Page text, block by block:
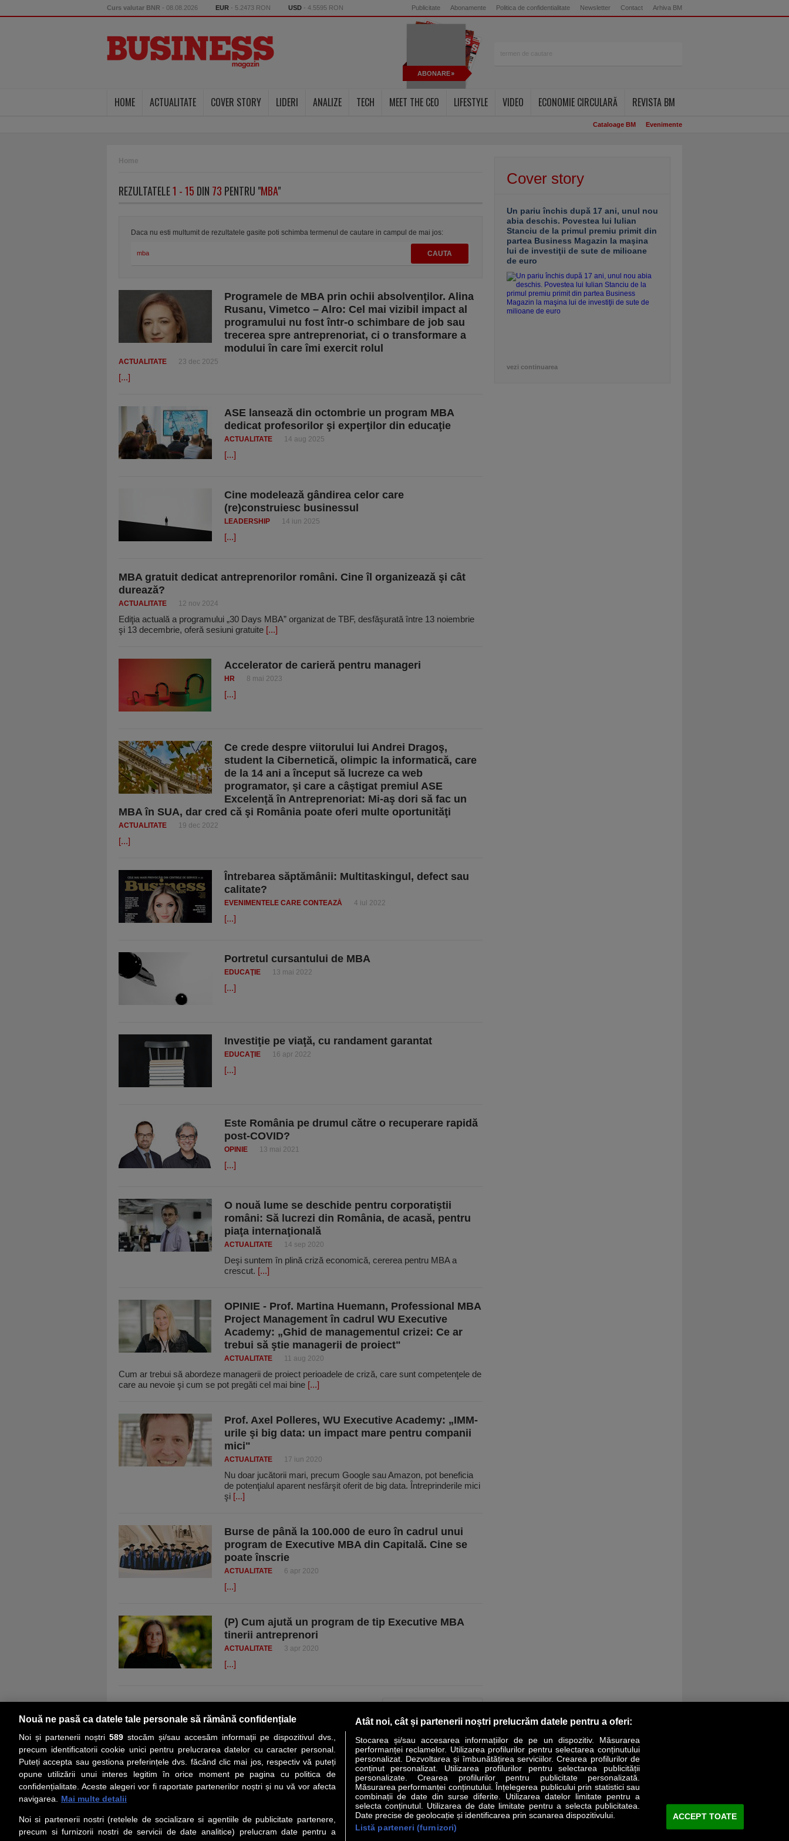
Curs valutar BNR - 08.08.2026 EUR - 5.2473 RON USD - 4.5595 RON Publicitate Abonamente Politica de confidentialitate Newsletter Contact Arhiva BM
ABONARE
HOME ACTUALITATE COVER STORY LIDERI ANALIZE TECH MEET THE CEO LIFESTYLE VIDEO ECONOMIE CIRCULARĂ REVISTA BM
Cataloage BM Evenimente
Home
REZULTATELE1 - 15 DIN 73 PENTRU "MBA"
Daca nu esti multumit de rezultatele gasite poti schimba termenul de cautare in campul de mai jos:
Programele de MBA prin ochii absolvenţilor. Alina
Rusanu, Vimetco – Alro: Cel mai vizibil impact al
programului nu fost într-o schimbare de job sau
trecerea spre antreprenoriat, ci o transformare a
modului în care îmi exercit rolul
ACTUALITATE 23 dec 2025
[...]
ASE lansează din octombrie un program MBA
dedicat profesorilor şi experţilor din educaţie
ACTUALITATE 14 aug 2025
[...]
Cine modelează gândirea celor care
(re)construiesc businessul
LEADERSHIP 14 iun 2025
[...]
MBA gratuit dedicat antreprenorilor români. Cine îl organizează şi cât
durează?
ACTUALITATE 12 nov 2024
Ediţia actuală a programului „30 Days MBA” organizat de TBF, desfăşurată între 13 noiembrie
şi 13 decembrie, oferă sesiuni gratuite [...]
Accelerator de carieră pentru manageri
HR 8 mai 2023
[...]
Ce crede despre viitorului lui Andrei Dragoş,
student la Cibernetică, olimpic la informatică, care
de la 14 ani a început să lucreze ca web
programator, şi care a câştigat premiul ASE
Excelenţă în Antreprenoriat: Mi-aş dori să fac un
MBA în SUA, dar cred că şi România poate oferi multe oportunităţi
ACTUALITATE 19 dec 2022
[...]
​Întrebarea săptămânii: Multitaskingul, defect sau
calitate?
EVENIMENTELE CARE CONTEAZĂ 4 iul 2022
[...]
Portretul cursantului de MBA
EDUCAŢIE 13 mai 2022
[...]
Investiţie pe viaţă, cu randament garantat
EDUCAŢIE 16 apr 2022
[...]
Este România pe drumul către o recuperare rapidă
post-COVID?
OPINIE 13 mai 2021
[...]
O nouă lume se deschide pentru corporatiştii
români: Să lucrezi din România, de acasă, pentru
piaţa internaţională
ACTUALITATE 14 sep 2020
Deşi suntem în plină criză economică, cererea pentru MBA a
crescut. [...]
OPINIE - Prof. Martina Huemann, Professional MBA
Project Management în cadrul WU Executive
Academy: „Ghid de managementul crizei: Ce ar
trebui să ştie managerii de proiect"
ACTUALITATE 11 aug 2020
Cum ar trebui să abordeze managerii de proiect perioadele de criză, care sunt competenţele de
care au nevoie şi cum se pot pregăti cel mai bine [...]
Prof. Axel Polleres, WU Executive Academy: „IMM-
urile şi big data: un impact mare pentru companii
mici"
ACTUALITATE 17 iun 2020
Nu doar jucătorii mari, precum Google sau Amazon, pot beneficia
de potenţialul aparent nesfârşit oferit de big data. Întreprinderile mici
şi [...]
Burse de până la 100.000 de euro în cadrul unui
program de Executive MBA din Capitală. Cine se
poate înscrie
ACTUALITATE 6 apr 2020
[...]
(P) Cum ajută un program de tip Executive MBA
tinerii antreprenori
ACTUALITATE 3 apr 2020
[...]
Cover story
Un pariu închis după 17 ani, unul nou
abia deschis. Povestea lui Iulian
Stanciu de la primul premiu primit din
partea Business Magazin la maşina
lui de investiţii de sute de milioane
de euro
vezi continuarea
PRIMA PAGINĂ COVER STORY LIDERI ANALIZE HI-TECH MEET THE CEO LIFESTYLE SPECIAL OPINII
Social
Urmareste-ne pe Facebook
iarul Financiar
Politica de confidentialitate
Servicii Revista Business Magazin
Nouă ne pasă ca datele tale personale să rămână confidențiale
Noi și partenerii noștri 589stocăm și/sau accesăm informații pe dispozitivul dvs.,
precum identificatorii cookie unici pentru prelucrarea datelor cu caracter personal.
Puteți accepta sau gestiona preferințele dvs. făcând clic mai jos, respectiv vă puteți
opune utilizării unui interes legitim în orice moment pe pagina cu politica de
confidențialitate. Aceste alegeri vor fi raportate partenerilor noștri și nu vă vor afecta
navigarea.
Mai multe detalii
Noi si partenerii nostri (retelele de socializare si agentiile de publicitate partenere,
precum si furnizorii nostri de servicii de date analitice) prelucram date pentru a
Atât noi, cât și partenerii noștri prelucrăm datele pentru a oferi:
Stocarea și/sau accesarea informațiilor de pe un dispozitiv. Măsurarea
performanței reclamelor. Utilizarea profilurilor pentru selectarea conținutului
personalizat. Dezvoltarea și îmbunătățirea serviciilor. Crearea profilurilor de
conținut personalizat. Utilizarea profilurilor pentru selectarea publicității
personalizate. Crearea profilurilor pentru publicitate personalizată.
Măsurarea performanței conținutului. Înțelegerea publicului prin statistici sau
combinații de date din surse diferite. Utilizarea datelor limitate pentru a
selecta conținutul. Utilizarea de date limitate pentru a selecta publicitatea.
Date precise de geolocație și identificarea prin scanarea dispozitivului.
Listă parteneri (furnizori)
ACCEPT TOATE